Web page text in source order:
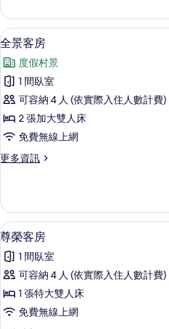
相
片
客
房
的
情
顯
示
全
景
客
房
所
相
片
6
全景客房
度假村景
1 間臥室
可容納 4 人 (依實際入住人數計費)
2 張加大雙人床
免費無線上網
更多資訊
更
客
房
的
詳
情
顯
示
尊
榮
客
7
尊榮客房
1 間臥室
可容納 4 人 (依實際入住人數計費)
1 張特大雙人床
免費無線上網